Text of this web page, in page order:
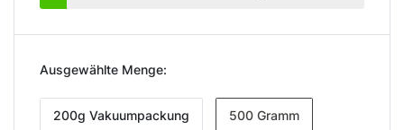
Ausgewählte Menge:
200g Vakuumpackung 500 Gramm